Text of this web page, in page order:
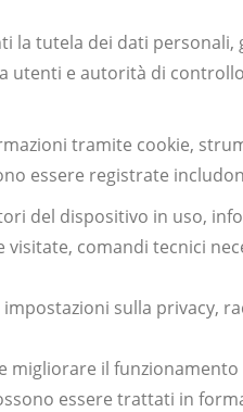
la tutela dei dati personali,
utenti e autorità di
tramite cookie,
essere registrate
del dispositivo in uso,
comandi tecnici
sulla privacy,
migliorare il funzionamento
essere trattati in